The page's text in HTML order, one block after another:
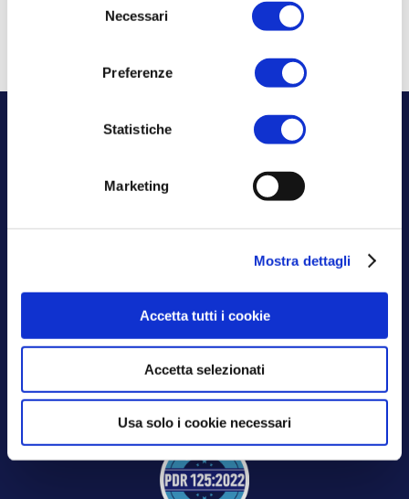
Necessari
Preferenze
Statistiche
Marketing
Mostra dettagli
Accetta tutti i cookie
Accetta selezionati
Usa solo i cookie necessari
125:2022
Luglio 8, 2025
Aksilia certificata
ISO 27001:2022